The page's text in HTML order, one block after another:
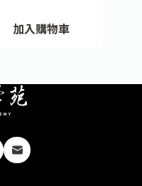
加入購物車